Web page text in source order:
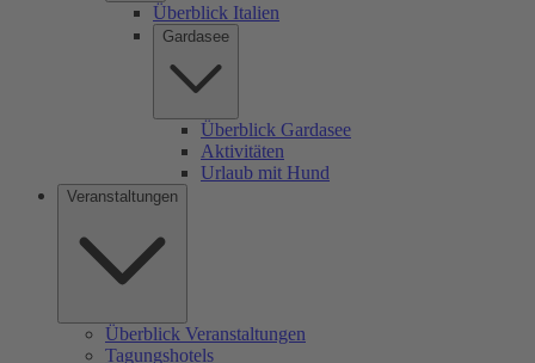
Überblick Italien
Gardasee
Überblick Gardasee
Aktivitäten
Urlaub mit Hund
Veranstaltungen
Überblick Veranstaltungen
Tagungshotels